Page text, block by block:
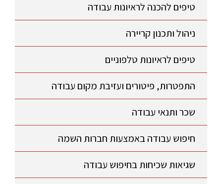
טיפים להכנה לראיונות עבודה
ניהול ותכנון קריירה
טיפים לראיונות טלפוניים
התפטרות, פיטורים ועזיבת מקום עבודה
שכר ותנאי עבודה
חיפוש עבודה באמצעות חברות השמה
שגיאות שכיחות בחיפוש עבודה